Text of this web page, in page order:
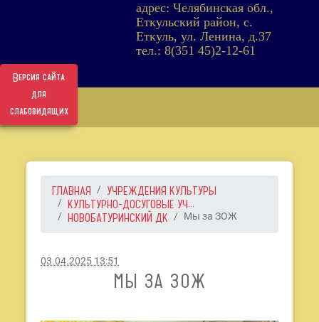
Версия сайта
для
слабовидящих
адрес: Челябинская обл.,
Еткульский район, с.
Еткуль, ул. Ленина, д.37
тел.: 8(351 45)2-12-61
ГЛАВНАЯ
УЧРЕЖДЕНИЯ КУЛЬТУРЫ
КУЛЬТУРНО-ДОСУГОВЫЕ УЧ...
НОВОБАТУРИНСКИЙ ДК
Мы за ЗОЖ
03.04.2025 13:51
МЫ ЗА ЗОЖ